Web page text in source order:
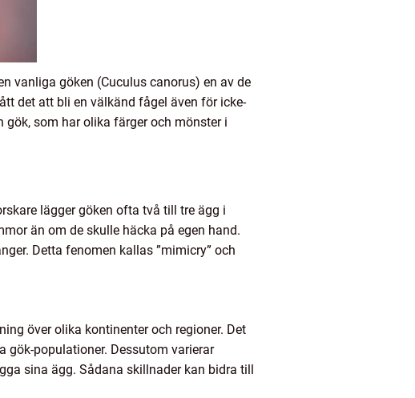
vanliga göken (Cuculus canorus) en av de
det att bli en välkänd fågel även för icke-
som har olika färger och mönster i
lägger göken ofta två till tre ägg i
än om de skulle häcka på egen hand.
Detta fenomen kallas ”mimicry” och
över olika kontinenter och regioner. Det
gök-populationer. Dessutom varierar
sina ägg. Sådana skillnader kan bidra till